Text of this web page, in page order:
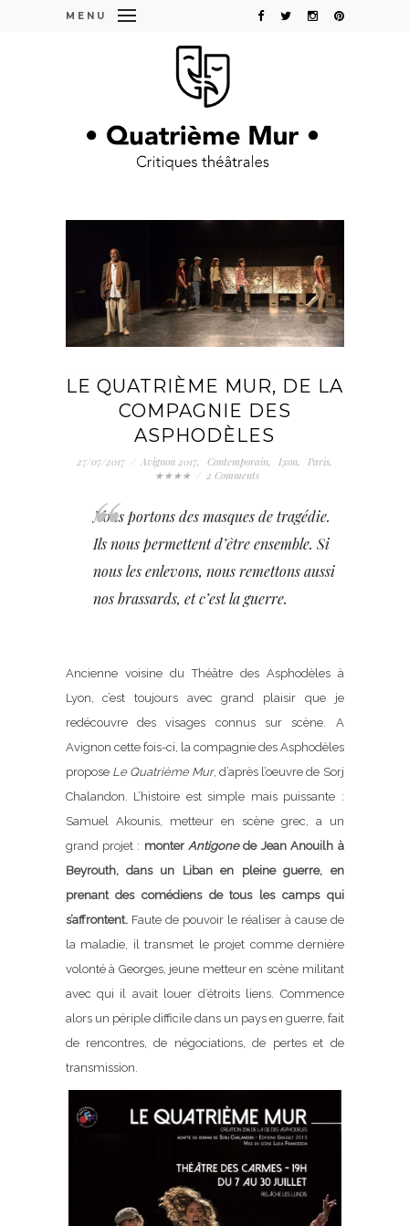
MENU
LE QUATRIÈME MUR, DE LA
COMPAGNIE DES
ASPHODÈLES
27/07/2017 / Avignon 2017, Contemporain Lyon Paris
★★★★ / 2 Comments
Nous portons des masques de tragédie.
Ils nous permettent d’être ensemble. Si
nous les enlevons, nous remettons aussi
nos brassards, et c’est la guerre.
Ancienne voisine du Théâtre des Asphodèles à
Lyon, c’est toujours avec grand plaisir que je
redécouvre des visages connus sur scène. A
Avignon cette fois-ci, la compagnie des Asphodèles
propose Le Quatrième Mur, d’après l’oeuvre de Sorj
Chalandon. L’histoire est simple mais puissante :
Samuel Akounis, metteur en scène grec, a un
grand projet : monter Antigonede Jean Anouilh à
Beyrouth, dans un Liban en pleine guerre, en
prenant des comédiens de tous les camps qui
s’affrontent.Faute de pouvoir le réaliser à cause de
la maladie, il transmet le projet comme dernière
volonté à Georges, jeune metteur en scène militant
avec qui il avait louer d’étroits liens. Commence
alors un périple difficile dans un pays en guerre, fait
de rencontres, de négociations, de pertes et de
transmission.